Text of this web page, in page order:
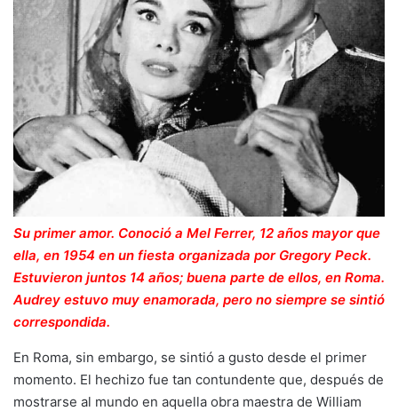
Su primer amor. Conoció a Mel Ferrer, 12 años mayor que
ella, en 1954 en un fiesta organizada por Gregory Peck.
Estuvieron juntos 14 años; buena parte de ellos, en Roma.
Audrey estuvo muy enamorada, pero no siempre se sintió
correspondida.
En Roma, sin embargo, se sintió a gusto desde el primer
momento. El hechizo fue tan contundente que, después de
mostrarse al mundo en aquella obra maestra de William